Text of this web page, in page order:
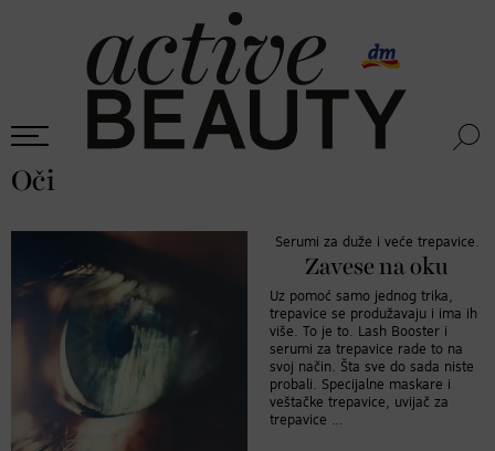
Oči
Serumi za duže i veće trepavice.
Zavese na oku
Uz pomoć samo jednog trika,
trepavice se produžavaju i ima ih
više. To je to. Lash Booster i
serumi za trepavice rade to na
svoj način. Šta sve do sada niste
probali. Specijalne maskare i
veštačke trepavice, uvijač za
trepavice …